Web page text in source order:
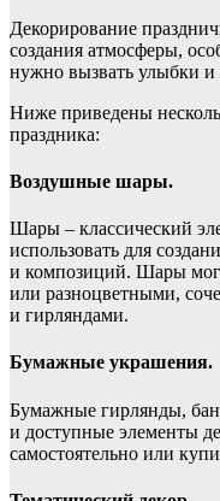
Декорирование
создания атмосферы,
нужно вызвать улыбки и
Ниже приведены
праздника:
Воздушные шары.
Шары – классический
использовать для
и композиций. Шары
или разноцветными,
и гирляндами.
Бумажные украшения.
Бумажные гирлянды,
и доступные элементы
самостоятельно или